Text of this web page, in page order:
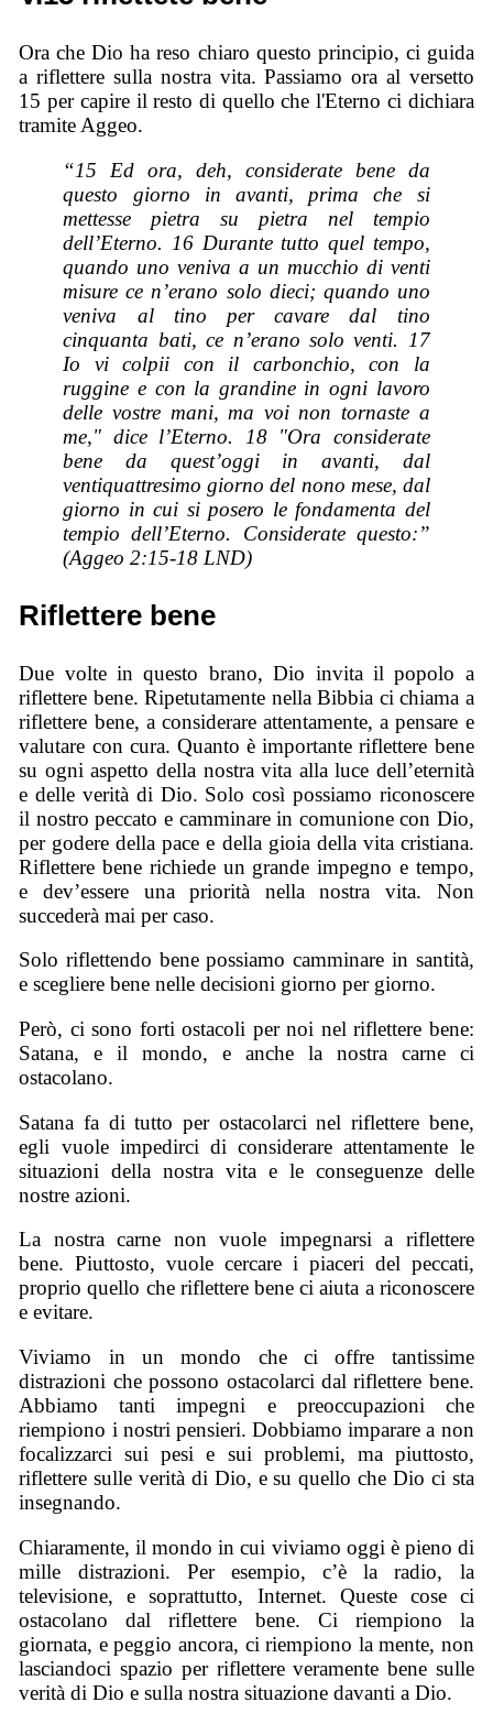
Ora che Dio ha reso chiaro questo principio, ci guida
a riflettere sulla nostra vita. Passiamo ora al versetto
15 per capire il resto di quello che l'Eterno ci dichiara
tramite Aggeo.
“15 Ed ora, deh, considerate bene da
questo giorno in avanti, prima che si
mettesse pietra su pietra nel tempio
dell’Eterno. 16 Durante tutto quel tempo,
quando uno veniva a un mucchio di venti
misure ce n’erano solo dieci; quando uno
veniva al tino per cavare dal tino
cinquanta bati, ce n’erano solo venti. 17
Io vi colpii con il carbonchio, con la
ruggine e con la grandine in ogni lavoro
delle vostre mani, ma voi non tornaste a
me," dice l’Eterno. 18 "Ora considerate
bene da quest’oggi in avanti, dal
ventiquattresimo giorno del nono mese, dal
giorno in cui si posero le fondamenta del
tempio dell’Eterno. Considerate questo:”
(Aggeo 2:15-18 LND)
Riflettere bene
Due volte in questo brano, Dio invita il popolo a
riflettere bene. Ripetutamente nella Bibbia ci chiama a
riflettere bene, a considerare attentamente, a pensare e
valutare con cura. Quanto è importante riflettere bene
su ogni aspetto della nostra vita alla luce dell’eternità
e delle verità di Dio. Solo così possiamo riconoscere
il nostro peccato e camminare in comunione con Dio,
per godere della pace e della gioia della vita cristiana.
Riflettere bene richiede un grande impegno e tempo,
e dev’essere una priorità nella nostra vita. Non
succederà mai per caso.
Solo riflettendo bene possiamo camminare in santità,
e scegliere bene nelle decisioni giorno per giorno.
Però, ci sono forti ostacoli per noi nel riflettere bene:
Satana, e il mondo, e anche la nostra carne ci
ostacolano.
Satana fa di tutto per ostacolarci nel riflettere bene,
egli vuole impedirci di considerare attentamente le
situazioni della nostra vita e le conseguenze delle
nostre azioni.
La nostra carne non vuole impegnarsi a riflettere
bene. Piuttosto, vuole cercare i piaceri del peccati,
proprio quello che riflettere bene ci aiuta a riconoscere
e evitare.
Viviamo in un mondo che ci offre tantissime
distrazioni che possono ostacolarci dal riflettere bene.
Abbiamo tanti impegni e preoccupazioni che
riempiono i nostri pensieri. Dobbiamo imparare a non
focalizzarci sui pesi e sui problemi, ma piuttosto,
riflettere sulle verità di Dio, e su quello che Dio ci sta
insegnando.
Chiaramente, il mondo in cui viviamo oggi è pieno di
mille distrazioni. Per esempio, c’è la radio, la
televisione, e soprattutto, Internet. Queste cose ci
ostacolano dal riflettere bene. Ci riempiono la
giornata, e peggio ancora, ci riempiono la mente, non
lasciandoci spazio per riflettere veramente bene sulle
verità di Dio e sulla nostra situazione davanti a Dio.